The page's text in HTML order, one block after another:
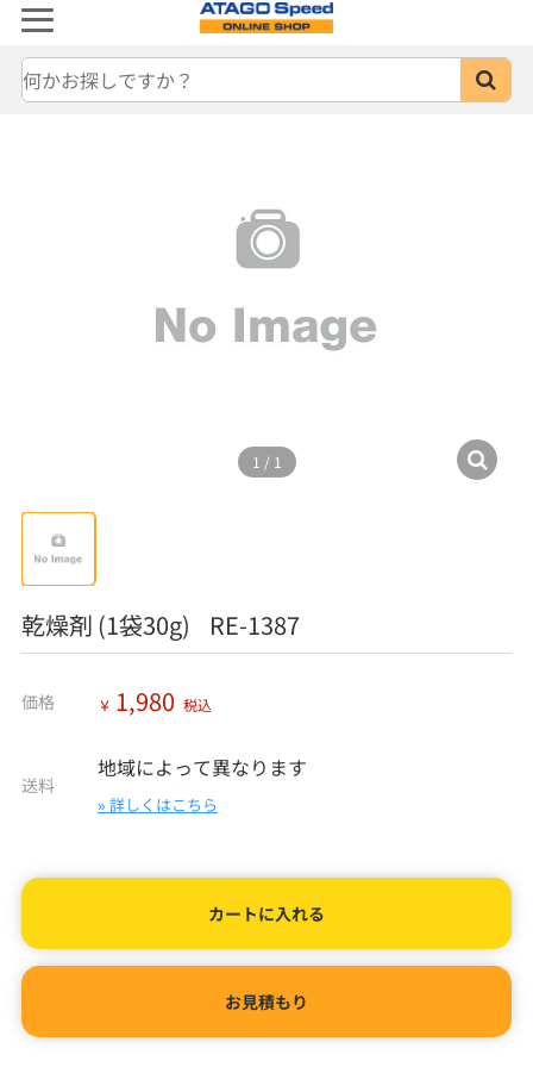
1 / 1
乾燥剤 (1袋30g) RE-1387
価格 ￥ 1,980 税込
送料
地域によって異なります
» 詳しくはこちら
カートに入れる
お見積もり